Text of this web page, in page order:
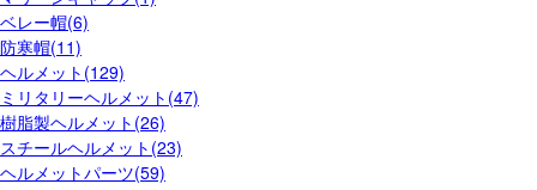
ベレー帽(6)
防寒帽(11)
ヘルメット(129)
ミリタリーヘルメット(47)
樹脂製ヘルメット(26)
スチールヘルメット(23)
ヘルメットパーツ(59)